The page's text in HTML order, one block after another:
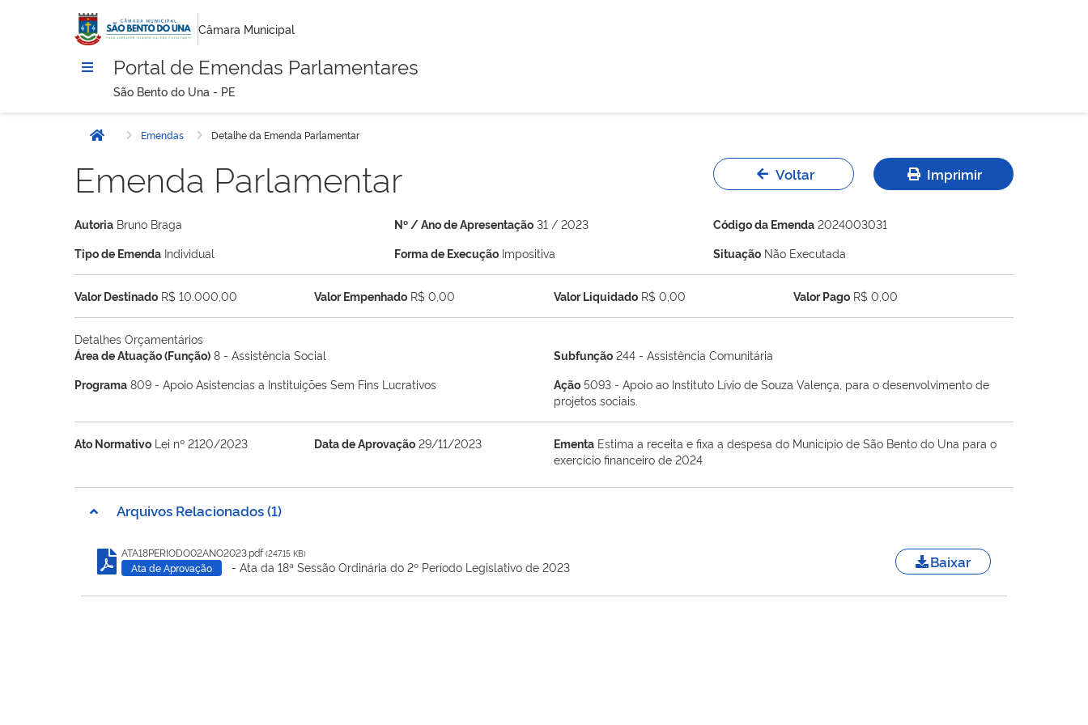
Câmara Municipal
Portal de Emendas Parlamentares
São Bento do Una - PE
Início Emendas Detalhe da Emenda Parlamentar
Emenda Parlamentar Voltar Imprimir
Autoria Bruno Braga Nº / Ano de Apresentação 31 / 2023 Código da Emenda 2024003031
Tipo de Emenda Individual Forma de Execução Impositiva Situação Não Executada
Valor Destinado R$ 10.000,00 Valor Empenhado R$ 0,00 Valor Liquidado R$ 0,00 Valor Pago R$ 0,00
Detalhes Orçamentários
Área de Atuação (Função) 8 - Assistência Social Subfunção 244 - Assistência Comunitária
Programa 809 - Apoio Asistencias a Instituições Sem Fins Lucrativos Ação 5093 - Apoio ao Instituto Lívio de Souza Valença, para o desenvolvimento de
projetos sociais.
Ato Normativo Lei nº 2120/2023 Data de Aprovação 29/11/2023 Ementa Estima a receita e fixa a despesa do Município de São Bento do Una para o
exercício financeiro de 2024
Arquivos Relacionados (1)
ATA18PERIODO02ANO2023.pdf(247.15 KB)
Ata de Aprovação - Ata da 18ª Sessão Ordinária do 2º Período Legislativo de 2023 Baixar